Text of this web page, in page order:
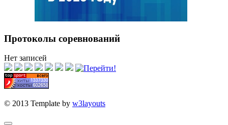
Протоколы соревнований
Нет записей
© 2013 Template by w3layouts